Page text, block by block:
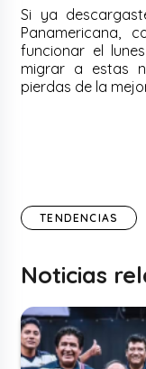
Si ya
Panamericana,
funcionar el
migrar a estas
pierdas de la
TENDENCIAS
Noticias